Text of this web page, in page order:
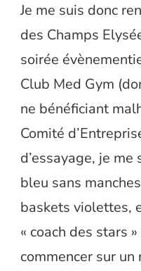
Je me suis donc
des Champs
soirée
Club Med Gym
ne bénéficiant
Comité
d’essayage, je
bleu sans
baskets violettes,
« coach des stars »
commencer sur